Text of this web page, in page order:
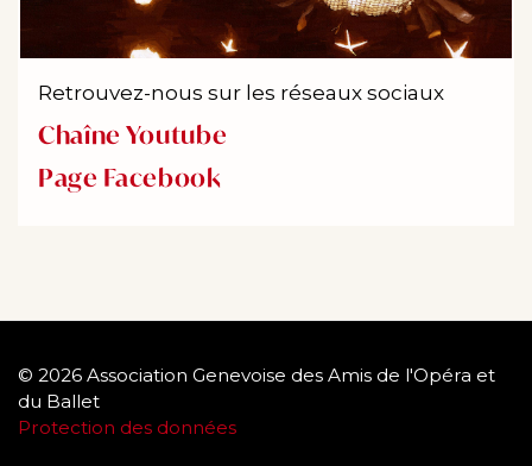
Retrouvez-nous sur les réseaux sociaux
Chaîne Youtube
Page Facebook
© 2026 Association Genevoise des Amis de l'Opéra et
du Ballet
Protection des données